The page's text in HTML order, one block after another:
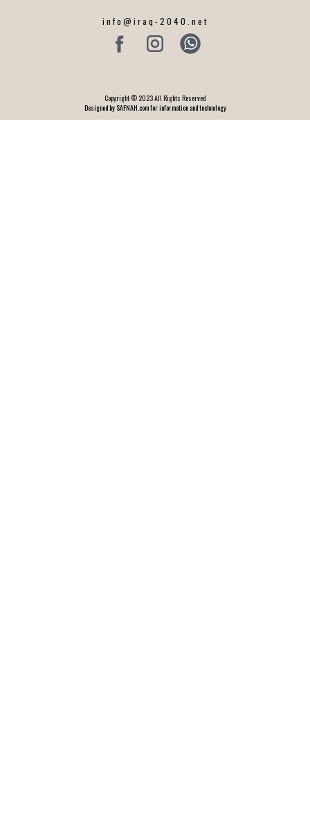
info@iraq-2040.net
Copyright © 2023 All Rights Reserved
Designed by SAFNAH.com for information and technology